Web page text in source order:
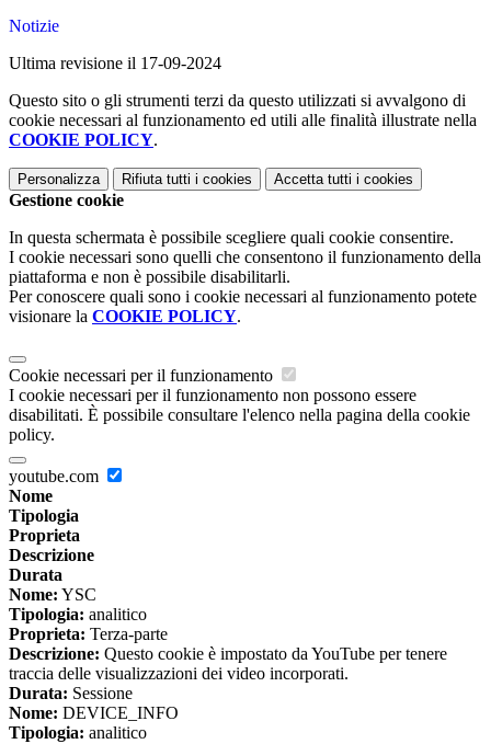
Notizie
Ultima revisione il 17-09-2024
Questo sito o gli strumenti terzi da questo utilizzati si avvalgono di
cookie necessari al funzionamento ed utili alle finalità illustrate nella
COOKIE POLICY.
Personalizza Rifiuta tutti i cookies Accetta tutti i cookies
Gestione cookie
In questa schermata è possibile scegliere quali cookie consentire.
I cookie necessari sono quelli che consentono il funzionamento della
piattaforma e non è possibile disabilitarli.
Per conoscere quali sono i cookie necessari al funzionamento potete
visionare la COOKIE POLICY.
Cookie necessari per il funzionamento
I cookie necessari per il funzionamento non possono essere
disabilitati. È possibile consultare l'elenco nella pagina della cookie
policy.
youtube.com
Nome
Tipologia
Proprieta
Descrizione
Durata
Nome: YSC
Tipologia: analitico
Proprieta: Terza-parte
Descrizione: Questo cookie è impostato da YouTube per tenere
traccia delle visualizzazioni dei video incorporati.
Durata: Sessione
Nome: DEVICE_INFO
Tipologia: analitico